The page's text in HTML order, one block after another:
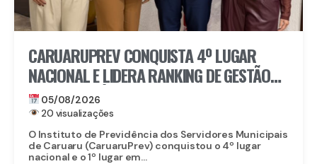
CARUARUPREV CONQUISTA 4º LUGAR
NACIONAL E LIDERA RANKING DE GESTÃO
PREVIDENCIÁRIA EM PERNAMBUCO
05/08/2026
20 visualizações
O Instituto de Previdência dos Servidores Municipais
de Caruaru (CaruaruPrev) conquistou o 4º lugar
nacional e o 1º lugar em...